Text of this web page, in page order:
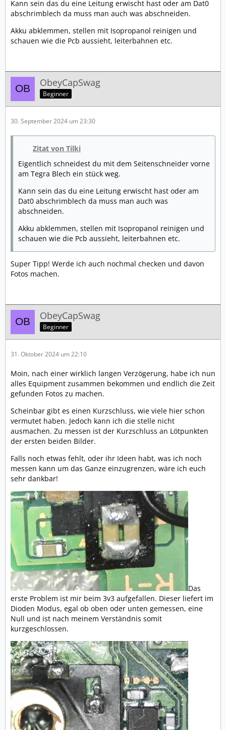
Kann sein das du eine Leitung erwischt hast oder am Dat0
abschrimblech da muss man auch was abschneiden.
Akku abklemmen, stellen mit Isopropanol reinigen und
schauen wie die Pcb aussieht, leiterbahnen etc.
ObeyCapSwag
Beginner
30. September 2024 um 23:30
Zitat von Tilki
Eigentlich schneidest du mit dem Seitenschneider vorne
am Tegra Blech ein stück weg.
Kann sein das du eine Leitung erwischt hast oder am
Dat0 abschrimblech da muss man auch was
abschneiden.
Akku abklemmen, stellen mit Isopropanol reinigen und
schauen wie die Pcb aussieht, leiterbahnen etc.
Super Tipp! Werde ich auch nochmal checken und davon
Fotos machen.
ObeyCapSwag
Beginner
31. Oktober 2024 um 22:10
Moin, nach einer wirklich langen Verzögerung, habe ich nun
alles Equipment zusammen bekommen und endlich die Zeit
gefunden Fotos zu machen.
Scheinbar gibt es einen Kurzschluss, wie viele hier schon
vermutet haben. Jedoch kann ich die stelle nicht
ausmachen. Zu messen ist der Kurzschluss an Lötpunkten
der ersten beiden Bilder.
Falls noch etwas fehlt, oder ihr Ideen habt, was ich noch
messen kann um das Ganze einzugrenzen, wäre ich euch
sehr dankbar!
Das
erste Problem ist mir beim 3v3 aufgefallen. Dieser liefert im
Dioden Modus, egal ob oben oder unten gemessen, eine
Null und ist nach meinem Verständnis somit
kurzgeschlossen.